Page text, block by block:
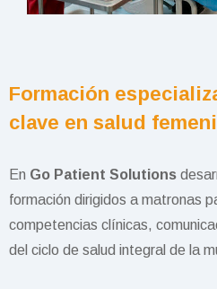
Formación
clave en salud
En Go Patient Solutions
formación dirigidos a matronas
competencias clínicas,
del ciclo de salud integral de la